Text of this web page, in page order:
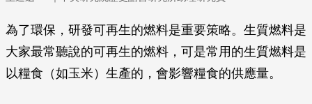
為了環保，研發可再生的燃料是重要策略。生質燃料是
大家最常聽說的可再生的燃料，可是常用的生質燃料是
以糧食（如玉米）生產的，會影響糧食的供應量。